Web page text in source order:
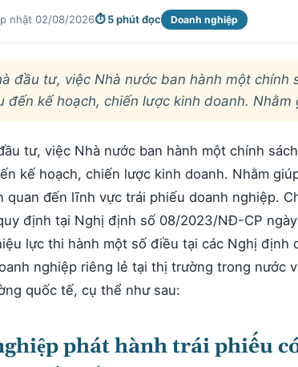
nhật 02/08/2026⏱ 5 phút đọc Doanh nghiệp
đầu tư, việc Nhà nước ban hành một chính
đến kế hoạch, chiến lược kinh doanh. Nhằm
tư, việc Nhà nước ban hành một chính
kế hoạch, chiến lược kinh doanh. Nhằm
quan đến lĩnh vực trái phiếu doanh nghiệp.
định tại Nghị định số 08/2023/NĐ-CP
lực thi hành một số điều tại các Nghị định
nghiệp riêng lẻ tại thị trường trong nước
quốc tế, cụ thể như sau:
phát hành trái phiếu